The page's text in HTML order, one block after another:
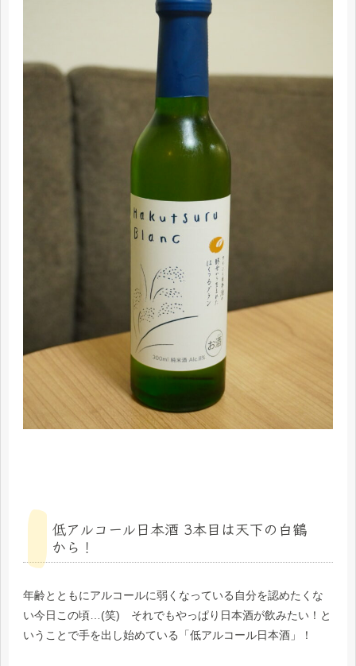
低アルコール日本酒 3本目は天下の白鶴
から！
年齢とともにアルコールに弱くなっている自分を認めたくな
い今日この頃…(笑) それでもやっぱり日本酒が飲みたい！と
いうことで手を出し始めている「低アルコール日本酒」！